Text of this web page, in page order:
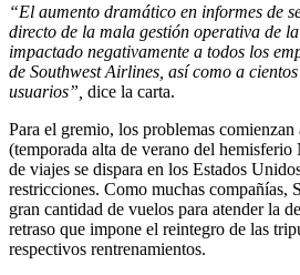
“El aumento dramático en informes de
directo de la mala gestión operativa de
impactado negativamente a todos los
de Southwest Airlines, así como a
usuarios”, dice la carta.
Para el gremio, los problemas comienzan
(temporada alta de verano del hemisferio
de viajes se dispara en los Estados
restricciones. Como muchas compañías,
gran cantidad de vuelos para atender la
retraso que impone el reintegro de las
respectivos rentrenamientos.